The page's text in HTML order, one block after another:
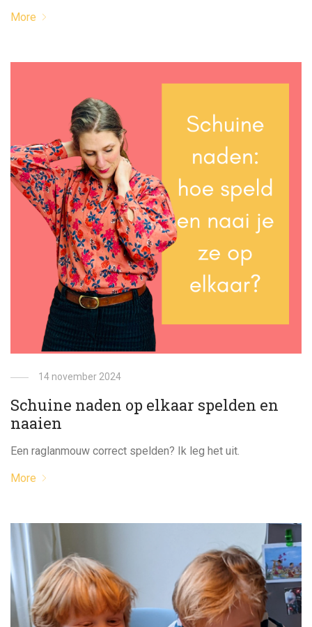
More
14 november 2024
Schuine naden op elkaar spelden en
naaien
Een raglanmouw correct spelden? Ik leg het uit.
More